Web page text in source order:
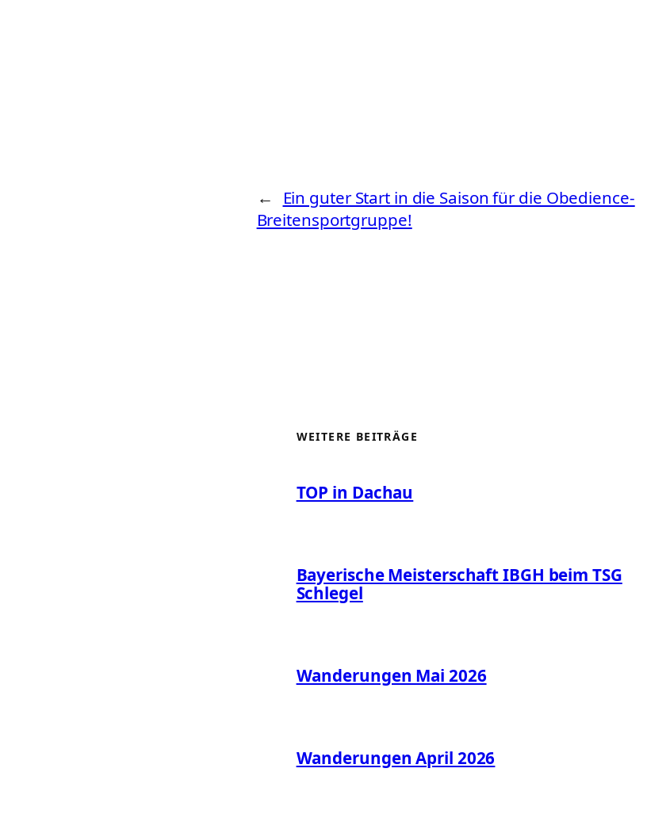
←
Ein guter Start in die Saison für die Obedience-
Breitensportgruppe!
WEITERE BEITRÄGE
TOP in Dachau
Bayerische Meisterschaft IBGH beim TSG
Schlegel
Wanderungen Mai 2026
Wanderungen April 2026